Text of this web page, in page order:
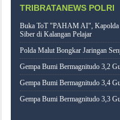
TRIBRATANEWS POLRI
Buka ToT "PAHAM AI", Kapolda
Siber di Kalangan Pelajar
Polda Malut Bongkar Jaringan
Gempa Bumi Bermagnitudo 3,2
Gempa Bumi Bermagnitudo 3,4
Gempa Bumi Bermagnitudo 3,3